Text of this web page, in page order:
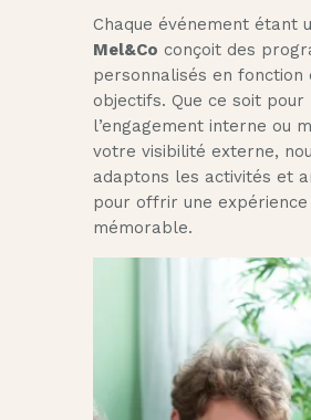
Chaque événement étant
Mel&Co conçoit des
personnalisés en fonction
objectifs. Que ce soit
l’engagement interne ou
votre visibilité externe,
adaptons les activités et
pour offrir une expérience
mémorable.